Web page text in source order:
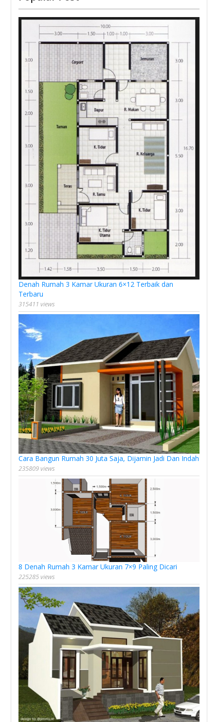
Denah Rumah 3 Kamar Ukuran 6×12 Terbaik dan
Terbaru
315411 views
Cara Bangun Rumah 30 Juta Saja, Dijamin Jadi Dan Indah
235809 views
8 Denah Rumah 3 Kamar Ukuran 7×9 Paling Dicari
225285 views